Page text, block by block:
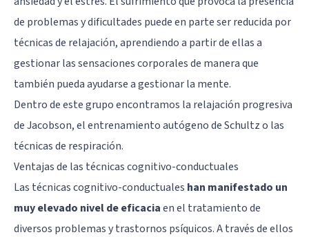
de problemas y dificultades puede en parte ser reducida por
técnicas de relajación, aprendiendo a partir de ellas a
gestionar las sensaciones corporales de manera que
también pueda ayudarse a gestionar la mente.
Dentro de este grupo encontramos la relajación progresiva
de Jacobson, el entrenamiento autógeno de Schultz o las
técnicas de respiración.
Ventajas de las técnicas cognitivo-conductuales
Las técnicas cognitivo-conductuales han manifestado un
muy elevado nivel de eficaciaen el tratamiento de
diversos problemas y trastornos psíquicos. A través de ellos